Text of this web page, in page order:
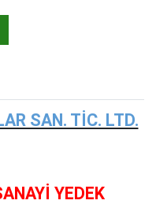
SAN. TİC. LTD.
YEDEK